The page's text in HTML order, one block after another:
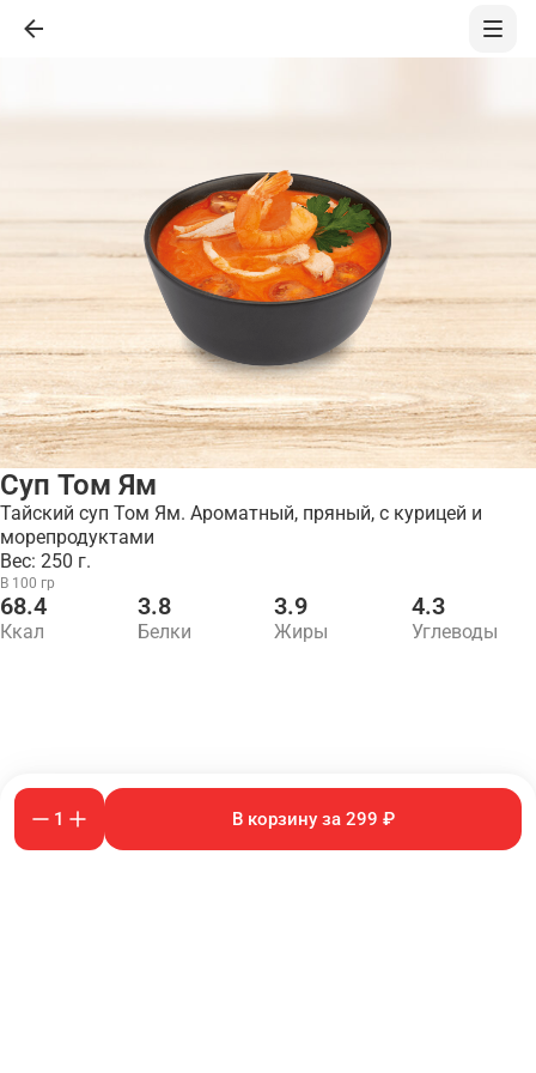
Суп Том Ям
Тайский суп Том Ям. Ароматный, пряный, с курицей и
морепродуктами
Вес: 250 г.
В 100 гр
68.4
Ккал
3.8
Белки
3.9
Жиры
4.3
Углеводы
1 В корзину за 299 ₽